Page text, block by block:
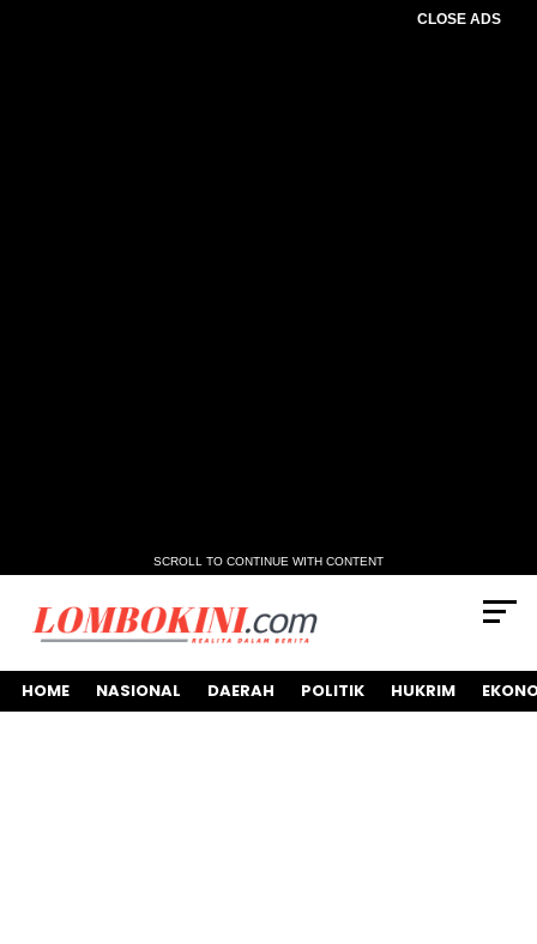
CLOSE ADS
SCROLL TO CONTINUE WITH CONTENT
HOME NASIONAL DAERAH POLITIK HUKRIM